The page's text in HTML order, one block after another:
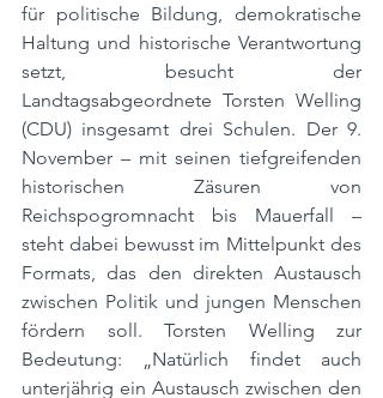
für politische Bildung, demokratische
Haltung und historische Verantwortung
setzt, besucht der
Landtagsabgeordnete Torsten Welling
(CDU) insgesamt drei Schulen. Der 9.
November – mit seinen tiefgreifenden
historischen Zäsuren von
Reichspogromnacht bis Mauerfall –
steht dabei bewusst im Mittelpunkt des
Formats, das den direkten Austausch
zwischen Politik und jungen Menschen
fördern soll. Torsten Welling zur
Bedeutung: „Natürlich findet auch
unterjährig ein Austausch zwischen den